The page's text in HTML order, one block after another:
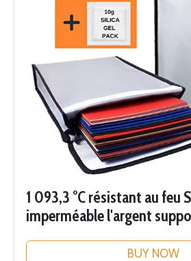
1 093,3 °C résistant au feu
imperméable l'argent
– pliable pour Fire sûre et
BUY NOW